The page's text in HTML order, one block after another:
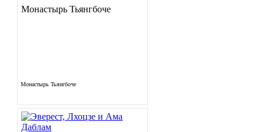
Монастырь Тьянгбоче
Монастырь Тьянгбоче